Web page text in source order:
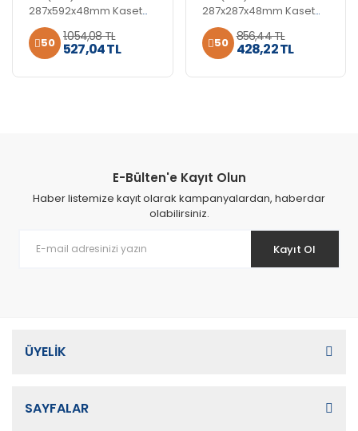
287x592x48mm Kaset
Filtre
50 1.054,08 TL
527,04 TL
287x287x48mm Kaset
Filtre
50 856,44 TL
428,22 TL
E-Bülten'e Kayıt Olun
Haber listemize kayıt olarak kampanyalardan, haberdar
olabilirsiniz.
Kayıt Ol
ÜYELİK
SAYFALAR